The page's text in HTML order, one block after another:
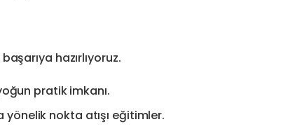
hazırlıyoruz.
pratik imkanı.
yönelik nokta atışı eğitimler.